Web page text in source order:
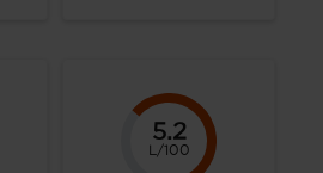
5.2
L/100